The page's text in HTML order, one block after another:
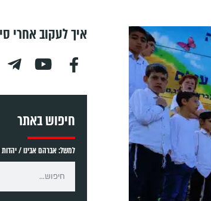
איך לעקוב אחרי
חיפוש באתר
למשל: אברהם אבינו /